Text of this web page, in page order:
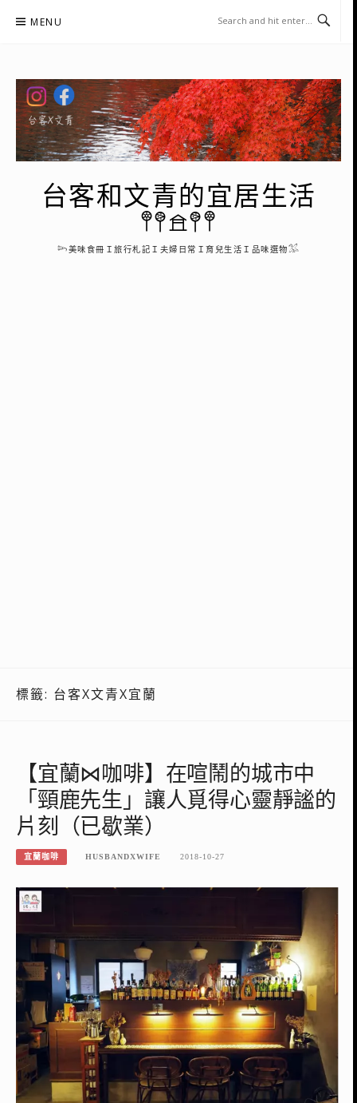
MENU
台客和文青的宜居生活
𖤣𖤥𖠿𖤥𖤣
𓆸美味食冊Ｉ旅行札記Ｉ夫婦日常Ｉ育兒生活Ｉ品味選物𓅮
標籤: 台客X文青X宜蘭
【宜蘭⋈咖啡】在喧鬧的城市中
「頸鹿先生」讓人覓得心靈靜謐的
片刻（已歇業）
宜蘭咖啡 HUSBANDXWIFE 2018-10-27